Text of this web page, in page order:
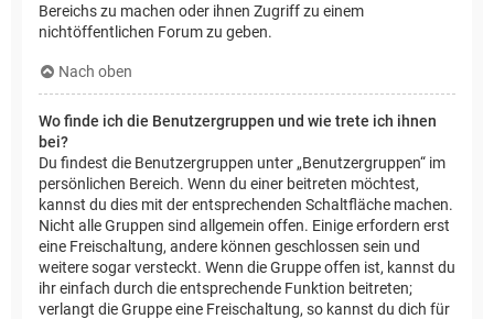
Bereichs zu machen oder ihnen Zugriff zu einem
nichtöffentlichen Forum zu geben.
Nach oben
Wo finde ich die Benutzergruppen und wie trete ich ihnen
bei?
Du findest die Benutzergruppen unter „Benutzergruppen“ im
persönlichen Bereich. Wenn du einer beitreten möchtest,
kannst du dies mit der entsprechenden Schaltfläche machen.
Nicht alle Gruppen sind allgemein offen. Einige erfordern erst
eine Freischaltung, andere können geschlossen sein und
weitere sogar versteckt. Wenn die Gruppe offen ist, kannst du
ihr einfach durch die entsprechende Funktion beitreten;
verlangt die Gruppe eine Freischaltung, so kannst du dich für